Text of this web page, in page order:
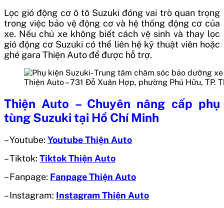
Lọc gió động cơ ô tô Suzuki đóng vai trò quan trọng
trong việc bảo vệ động cơ và hệ thống động cơ của
xe. Nếu chủ xe không biết cách vệ sinh và thay lọc
gió động cơ Suzuki có thể liên hệ kỹ thuật viên hoặc
ghé gara Thiện Auto để được hỗ trợ.
Thiện Auto – 731 Đỗ Xuân Hợp, phường Phú Hữu, TP.
Thiện Auto – Chuyên nâng cấp phụ
tùng Suzuki tại Hồ Chí Minh
– Youtube: Youtube Thiện Auto
– Tiktok: Tiktok Thiện Auto
– Fanpage: Fanpage Thiện Auto
– Instagram: Instagram Thiện Auto